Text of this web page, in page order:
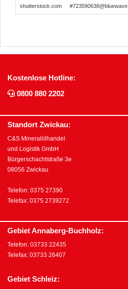
shutterstock.com #723590638@bluewave
Kostenlose Hotline:
0800 880 2202
Standort Zwickau:
C&S Mineralölhandel
und Logistik GmbH
Bürgerschachtstraße 3e
08056 Zwickau
Telefon: 0375 27390
Telefax: 0375 2739272
Gebiet Annaberg-Buchholz:
Telefon: 03733 22435
Telefax: 03733 26407
Gebiet Schleiz: